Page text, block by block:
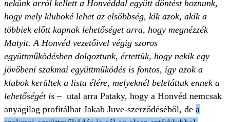
nekünk arról kellett a Honvéddal együtt döntést hoznunk,
hogy mely kluboké lehet az elsőbbség, kik azok, akik a
többiek előtt kapnak lehetőséget arra, hogy megnézzék
Matyit. A Honvéd vezetőivel végig szoros
együttműködésben dolgoztunk, értettük, hogy nekik egy
jövőbeni szakmai együttműködés is fontos, így azok a
klubok kerültek a lista élére, melyeknél beleláttuk ennek a
lehetőségét is – utal arra Pataky, hogy a Honvéd nemcsak
anyagilag profitálhat Jakab Juve-szerződéséből, de a